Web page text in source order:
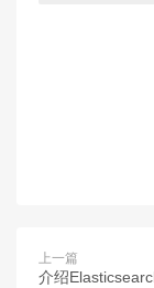
上一篇
介绍